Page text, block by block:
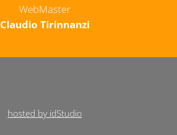
WebMaster
Claudio Tirinnanzi
hosted by idStudio